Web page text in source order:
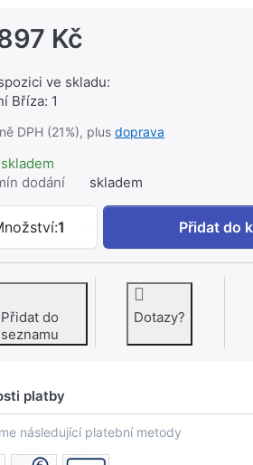
Kč
ve skladu:
Bříza: 1
DPH (21%), plus doprava
dodání
skladem
1
DUSCHOLUX BL 25
Přidat do
Přidat do
seznamu
Dotazy?
platby
následující platební metody